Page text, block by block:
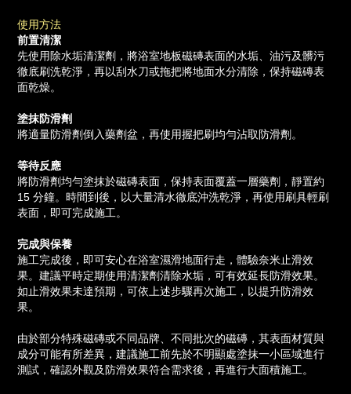
使用方法
前置清潔
先使用除水垢清潔劑，將浴室地板磁磚表面的水垢、油污及髒污
徹底刷洗乾淨，再以刮水刀或拖把將地面水分清除，保持磁磚表
面乾燥。
塗抹防滑劑
將適量防滑劑倒入藥劑盆，再使用握把刷均勻沾取防滑劑。
等待反應
將防滑劑均勻塗抹於磁磚表面，保持表面覆蓋一層藥劑，靜置約
15 分鐘。時間到後，以大量清水徹底沖洗乾淨，再使用刷具輕刷
表面，即可完成施工。
完成與保養
施工完成後，即可安心在浴室濕滑地面行走，體驗奈米止滑效
果。建議平時定期使用清潔劑清除水垢，可有效延長防滑效果。
如止滑效果未達預期，可依上述步驟再次施工，以提升防滑效
果。
由於部分特殊磁磚或不同品牌、不同批次的磁磚，其表面材質與
成分可能有所差異，建議施工前先於不明顯處塗抹一小區域進行
測試，確認外觀及防滑效果符合需求後，再進行大面積施工。